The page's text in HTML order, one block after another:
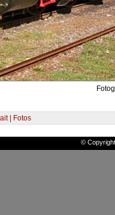
| Fotos
©